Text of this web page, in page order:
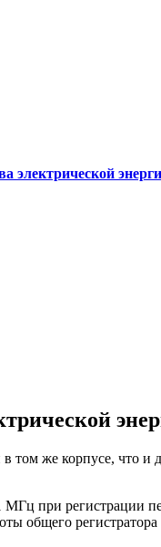
электрической
том же корпусе, что и
при регистрации
общего